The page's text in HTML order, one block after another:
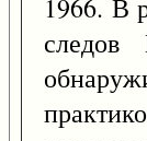
1966. В